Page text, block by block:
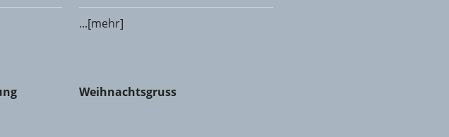
...[mehr]
Weihnachtsgruss
Weihnachtsgruss